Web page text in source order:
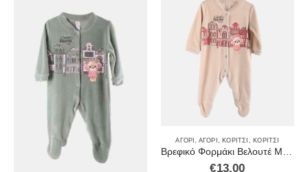
ΑΓΌΡΙ, ΑΓΌΡΙ , ΚΟΡΊΤΣΙ , ΚΟΡΊΤΣΙ
Βρεφικό Φορμάκι Βελουτέ Μπεζ 2371202
€13.00